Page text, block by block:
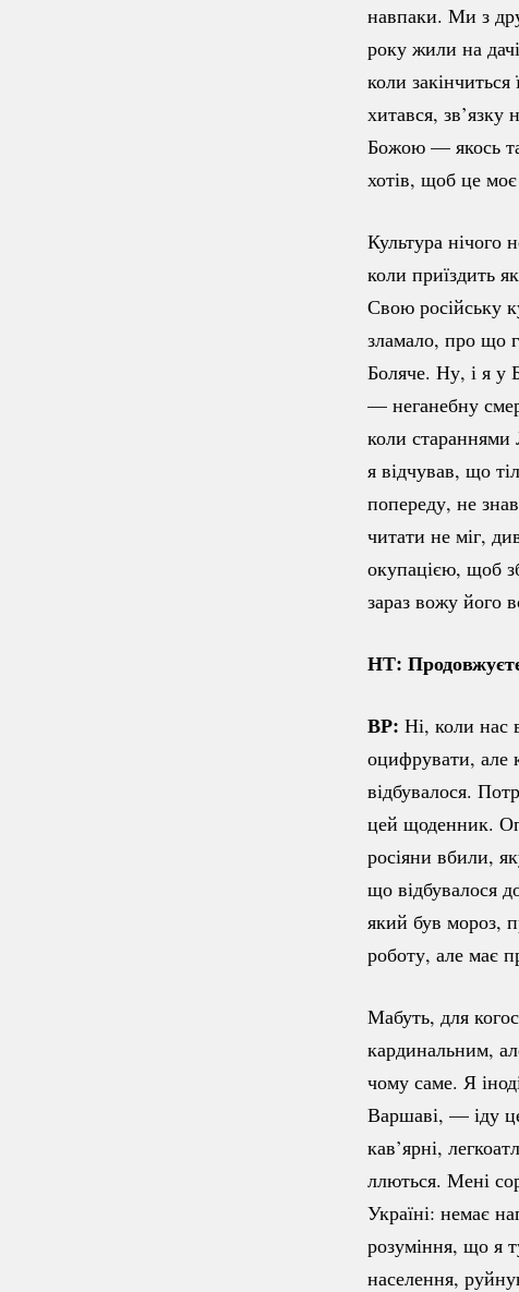
навпаки. Ми з
року жили на
коли
хитався,
Божою — якось
хотів, щоб це
Культура нічого
коли приїздить
Свою російську
зламало, про що
Боляче. Ну, і я у
— неганебну
коли
я відчував, що
попереду, не
читати не міг,
окупацією, щоб
зараз вожу його
НТ:
ВР: Ні, коли нас
оцифрувати, але
відбувалося.
цей щоденник.
росіяни вбили,
що відбувалося
який був мороз,
роботу, але має
Мабуть, для
кардинальним,
чому саме. Я
Варшаві, — іду
кав’ярні,
ллються. Мені
Україні: немає
розуміння, що я
населення,